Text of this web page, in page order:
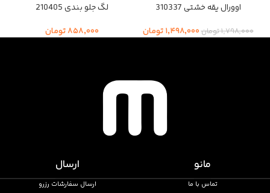
اوورال یقه خشتی 310337
۱,۷۹۸,۰۰۰تومان۱,۴۹۸,۰۰۰ تومان
لگ جلو بندی 210405
۸۵۸,۰۰۰تومان
مانو
تماس با ما
ارسال
ارسال سفارشات رزرو